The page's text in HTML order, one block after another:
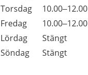
Torsdag
10.00–12.00
Fredag
10.00–12.00
Lördag
Stängt
Söndag
Stängt